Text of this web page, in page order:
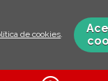
de cookies.